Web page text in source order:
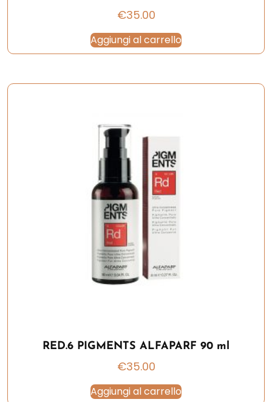
€35.00
Aggiungi al carrello
RED.6 PIGMENTS ALFAPARF 90 ml
€35.00
Aggiungi al carrello